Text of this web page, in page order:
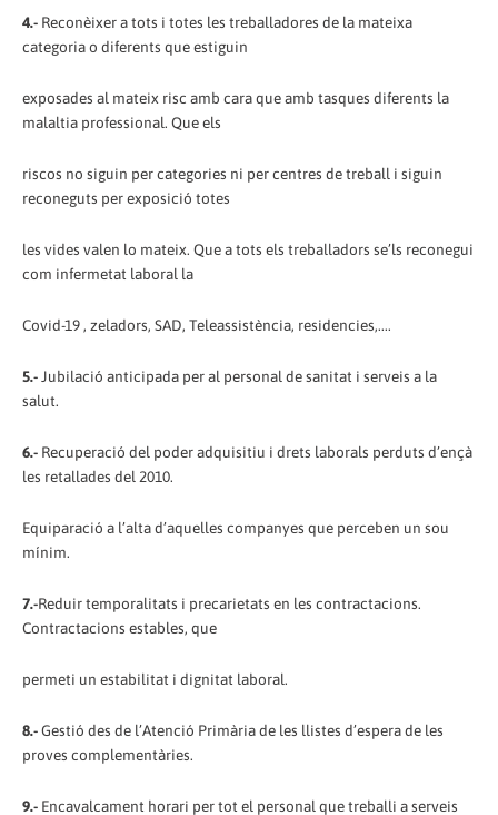
4.- Reconèixer a tots i totes les treballadores de la mateixa
categoria o diferents que estiguin
exposades al mateix risc amb cara que amb tasques diferents la
malaltia professional. Que els
riscos no siguin per categories ni per centres de treball i siguin
reconeguts per exposició totes
les vides valen lo mateix. Que a tots els treballadors se’ls reconegui
com infermetat laboral la
Covid-19 , zeladors, SAD, Teleassistència, residencies,....
5.- Jubilació anticipada per al personal de sanitat i serveis a la
salut.
6.- Recuperació del poder adquisitiu i drets laborals perduts d’ençà
les retallades del 2010.
Equiparació a l’alta d’aquelles companyes que perceben un sou
mínim.
7.-Reduir temporalitats i precarietats en les contractacions.
Contractacions estables, que
permeti un estabilitat i dignitat laboral.
8.-Gestió des de l’Atenció Primària de les llistes d’espera de les
proves complementàries.
9.- Encavalcament horari per tot el personal que treballi a serveis